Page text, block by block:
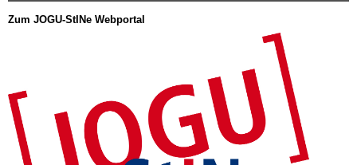
Zum JOGU-StINe Webportal